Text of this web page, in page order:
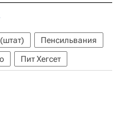
Пенсильвания
Пит Хегсет